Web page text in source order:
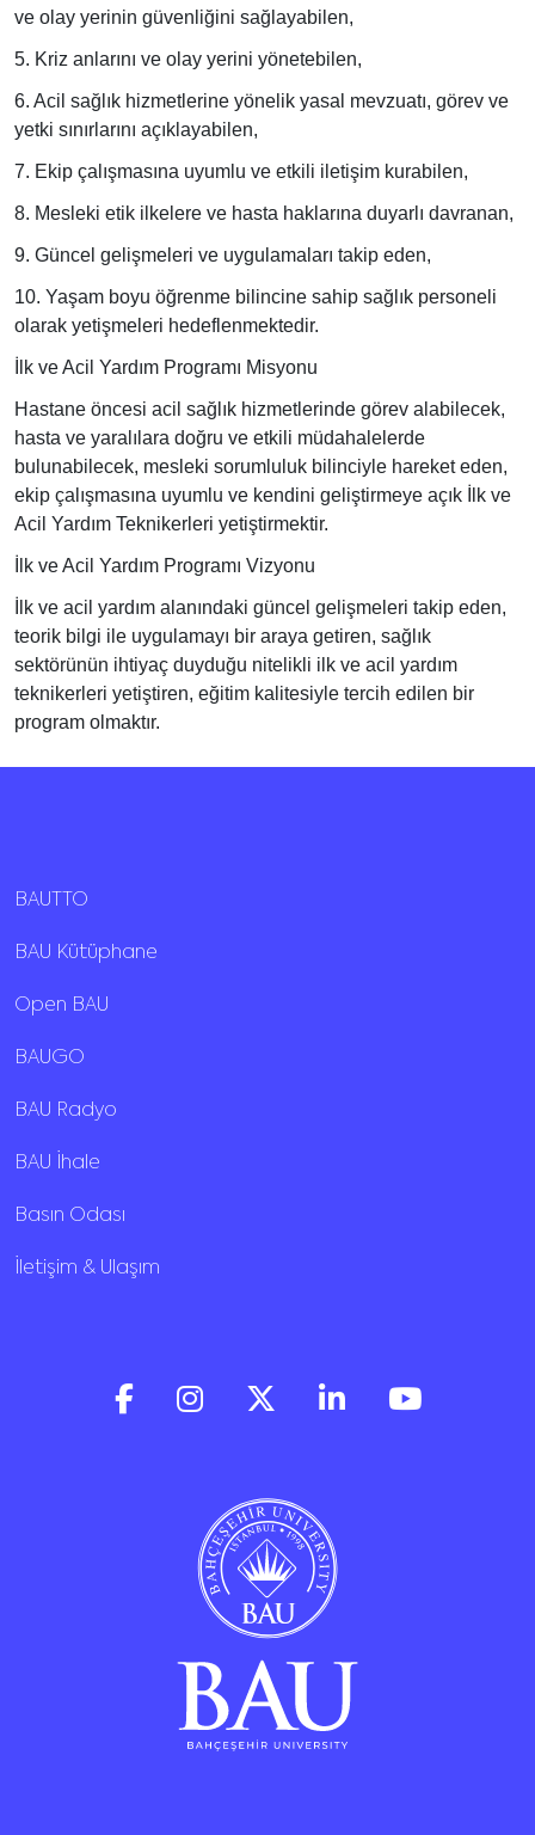
ve olay yerinin güvenliğini sağlayabilen,
5. Kriz anlarını ve olay yerini yönetebilen,
6. Acil sağlık hizmetlerine yönelik yasal mevzuatı, görev ve
yetki sınırlarını açıklayabilen,
7. Ekip çalışmasına uyumlu ve etkili iletişim kurabilen,
8. Mesleki etik ilkelere ve hasta haklarına duyarlı davranan,
9. Güncel gelişmeleri ve uygulamaları takip eden,
10. Yaşam boyu öğrenme bilincine sahip sağlık personeli
olarak yetişmeleri hedeflenmektedir.
İlk ve Acil Yardım Programı Misyonu
Hastane öncesi acil sağlık hizmetlerinde görev alabilecek,
hasta ve yaralılara doğru ve etkili müdahalelerde
bulunabilecek, mesleki sorumluluk bilinciyle hareket eden,
ekip çalışmasına uyumlu ve kendini geliştirmeye açık İlk ve
Acil Yardım Teknikerleri yetiştirmektir.
İlk ve Acil Yardım Programı Vizyonu
İlk ve acil yardım alanındaki güncel gelişmeleri takip eden,
teorik bilgi ile uygulamayı bir araya getiren, sağlık
sektörünün ihtiyaç duyduğu nitelikli ilk ve acil yardım
teknikerleri yetiştiren, eğitim kalitesiyle tercih edilen bir
program olmaktır.
BAUTTO
BAU Kütüphane
Open BAU
BAUGO
BAU Radyo
BAU İhale
Basın Odası
İletişim & Ulaşım